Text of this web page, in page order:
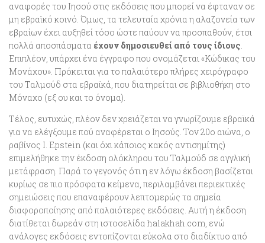
αναφορές του Ιησού στις εκδόσεις που μπορεί να έφταναν σε
μη εβραϊκό κοινό. Όμως, τα τελευταία χρόνια η αλαζονεία των
εβραίων έχει αυξηθεί τόσο ώστε παύουν να προσπαθούν, έτσι
πολλά αποσπάσματα έχουν δημοσιευθεί από τους ίδιους.
Επιπλέον, υπάρχει ένα έγγραφο που ονομάζεται «Κώδικας του
Μονάχου». Πρόκειται για το παλαιότερο πλήρες χειρόγραφο
του Ταλμούδ στα εβραϊκά, που διατηρείται σε βιβλιοθήκη στο
Μόναχο (εξ ου και το όνομα).
Τέλος, ευτυχώς, πλέον δεν χρειάζεται να γνωρίζουμε εβραϊκά
για να ελέγξουμε πού αναφέρεται ο Ιησούς. Τον 20ο αιώνα, ο
ραβίνος I. Epstein (και όχι κάποιος κακός αντισημίτης)
επιμελήθηκε την έκδοση ολόκληρου του Ταλμούδ σε αγγλική
μετάφραση. Παρά το γεγονός ότι η εν λόγω έκδοση βασίζεται
κυρίως σε πιο πρόσφατα κείμενα, περιλαμβάνει περιεκτικές
σημειώσεις που επαναφέρουν λεπτομερώς τα σημεία
διαφοροποίησης από παλαιότερες εκδόσεις. Αυτή η έκδοση
διατίθεται δωρεάν στη ιστοσελίδα halakhah.com, ενώ
ανάλογες εκδόσεις εντοπίζονται εύκολα στο διαδίκτυο από